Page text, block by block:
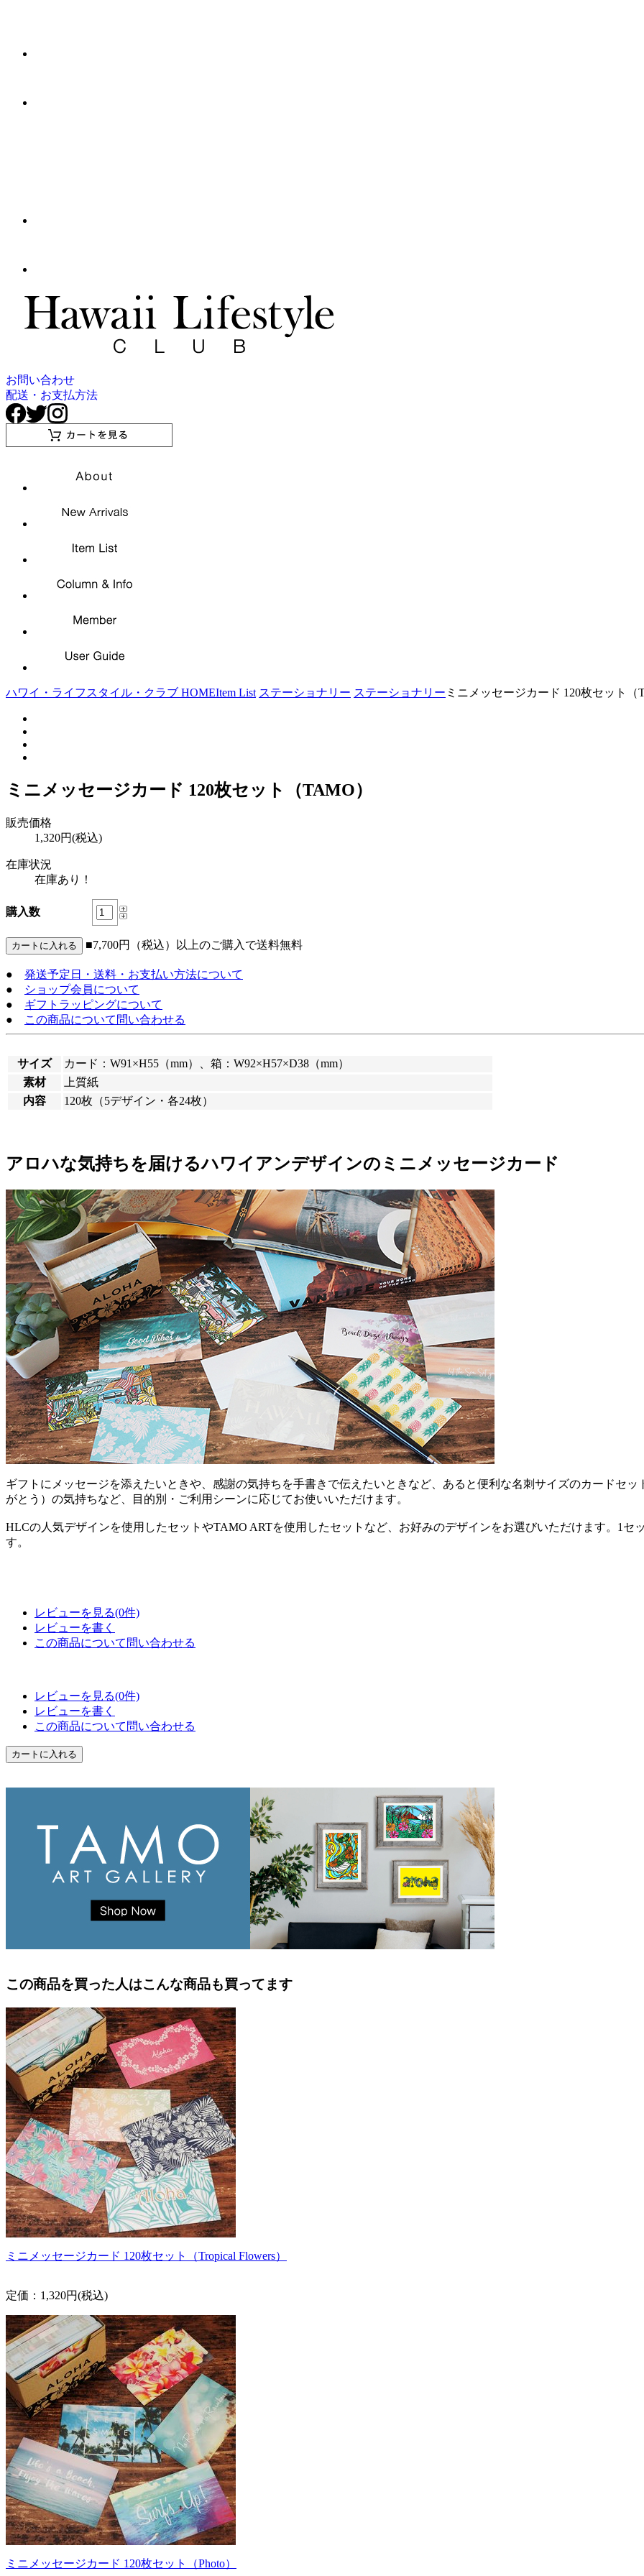
お問い合わせ
配送・お支払方法
ハワイ・ライフスタイル・クラブ HOMEItem List ステーショナリー ステーショナリー ミニメッセージカード 120枚セット（
ミニメッセージカード 120枚セット（TAMO）
販売価格
1,320円(税込)
在庫状況
在庫あり！
購入数
■7,700円（税込）以上のご購入で送料無料
● 発送予定日・送料・お支払い方法について
●
ショップ会員について
● ギフトラッピングについて
●
この商品について問い合わせる
サイズ
カード：W91×H55（mm）、箱：W92×H57×D38（mm）
素材
上質紙
内容
120枚（5デザイン・各24枚）
アロハな気持ちを届けるハワイアンデザインのミニメッセージカード
ギフトにメッセージを添えたいときや、感謝の気持ちを手書きで伝えたいときなど、あると便利な名刺サイズのカードセ
がとう）の気持ちなど、目的別・ご利用シーンに応じてお使いいただけます。
HLCの人気デザインを使用したセットやTAMO ARTを使用したセットなど、お好みのデザインをお選びいただけます。1セ
す。
レビューを見る(0件)
レビューを書く
この商品について問い合わせる
レビューを見る(0件)
レビューを書く
この商品について問い合わせる
この商品を買った人はこんな商品も買ってます
ミニメッセージカード 120枚セット（Tropical Flowers）
定価：1,320円(税込)
ミニメッセージカード 120枚セット（Photo）